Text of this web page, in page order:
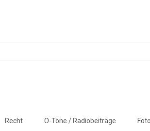
Recht O-Töne / Radiobeiträge